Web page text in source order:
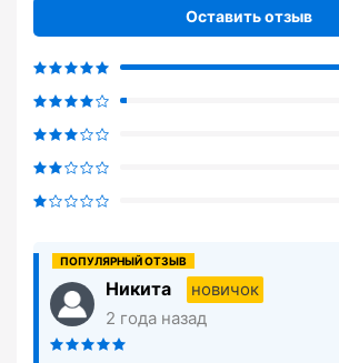
Оставить отзыв
Никита
новичок
2 года назад